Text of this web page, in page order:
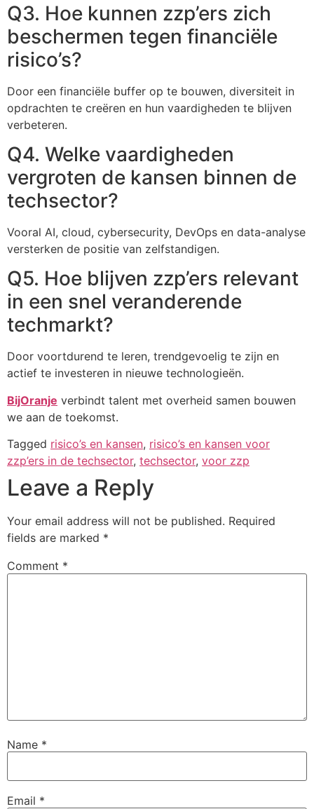
Q3. Hoe kunnen zzp’ers zich
beschermen tegen financiële
risico’s?
Door een financiële buffer op te bouwen, diversiteit in
opdrachten te creëren en hun vaardigheden te blijven
verbeteren.
Q4. Welke vaardigheden
vergroten de kansen binnen de
techsector?
Vooral AI, cloud, cybersecurity, DevOps en data-analyse
versterken de positie van zelfstandigen.
Q5. Hoe blijven zzp’ers relevant
in een snel veranderende
techmarkt?
Door voortdurend te leren, trendgevoelig te zijn en
actief te investeren in nieuwe technologieën.
BijOranje verbindt talent met overheid samen bouwen
we aan de toekomst.
Tagged risico’s en kansen, risico’s en kansen voor
zzp’ers in de techsector, techsector, voor zzp
Leave a Reply
Your email address will not be published. Required
fields are marked *
Comment *
Name *
Email *